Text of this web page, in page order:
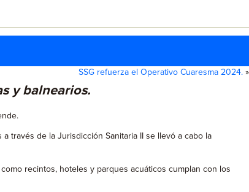
SSG refuerza el Operativo Cuaresma 2024. »
y balnearios.
través de la Jurisdicción Sanitaria II se llevó a cabo la
recintos, hoteles y parques acuáticos cumplan con los